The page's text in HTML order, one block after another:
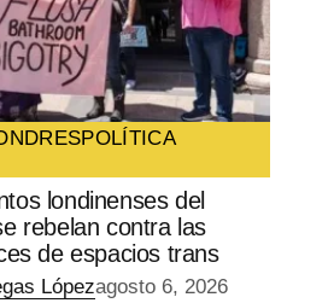
POLÍTICA
londinenses del
rebelan contra las
de espacios trans
Lópezagosto 6, 2026